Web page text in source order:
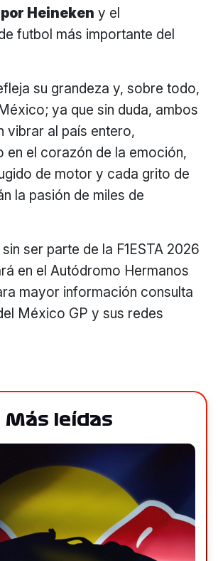
Heineken y el
futbol más importante del
su grandeza y, sobre todo,
ya que sin duda, ambos
vibrar al país entero,
en el corazón de la emoción,
de motor y cada grito de
la pasión de miles de
ser parte de la F1ESTA 2026
en el Autódromo Hermanos
mayor información consulta
México GP y sus redes
Más leídas